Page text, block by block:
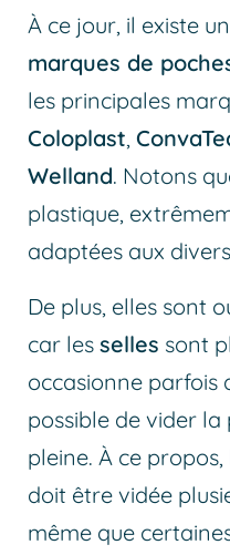
À ce jour, il existe
marques de
les principales
Coloplast,
Welland. Notons
plastique,
adaptées aux
De plus, elles sont
car les selles sont
occasionne parfois
possible de vider la
pleine. À ce
doit être vidée
même que